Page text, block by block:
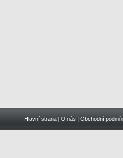
Hlavní strana | O nás | Obchodní